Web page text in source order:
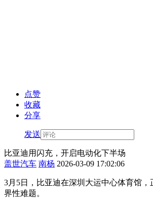
点赞
收藏
分享
发送
比亚迪用闪充，开启电动化下半场
盖世汽车 南杨 2026-03-09 17:02:06
3月5日，比亚迪在深圳大运中心体育馆
界性难题。